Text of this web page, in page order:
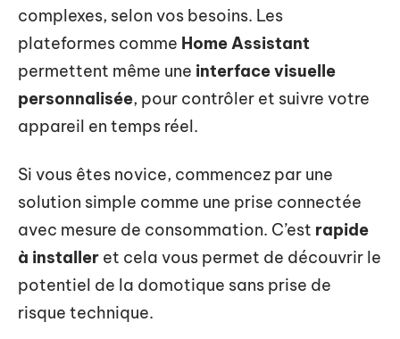
complexes, selon vos besoins. Les
plateformes comme Home Assistant
permettent même une interface visuelle
personnalisée, pour contrôler et suivre votre
appareil en temps réel.
Si vous êtes novice, commencez par une
solution simple comme une prise connectée
avec mesure de consommation. C’est rapide
à installer et cela vous permet de découvrir le
potentiel de la domotique sans prise de
risque technique.